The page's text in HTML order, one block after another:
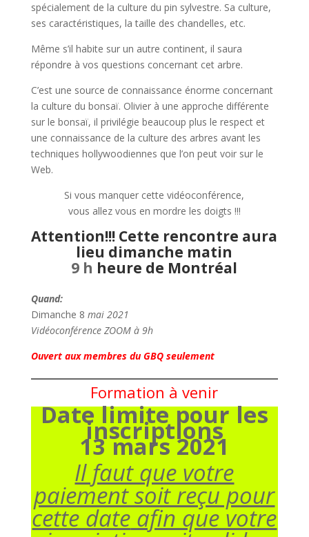
spécialement de la culture du pin sylvestre. Sa culture,
ses caractéristiques, la taille des chandelles, etc.
Même s’il habite sur un autre continent, il saura
répondre à vos questions concernant cet arbre.
C’est une source de connaissance énorme concernant
la culture du bonsaï. Olivier à une approche différente
sur le bonsaï, il privilégie beaucoup plus le respect et
une connaissance de la culture des arbres avant les
techniques hollywoodiennes que l’on peut voir sur le
Web.
Si vous manquer cette vidéoconférence,
vous allez vous en mordre les doigts !!!
Attention!!! Cette rencontre aura
lieu dimanche matin
9 h heure de Montréal
Quand:
Dimanche 8 mai 2021
Vidéoconférence ZOOM à 9h
Ouvert aux membres du GBQ seulement
Formation à venir
Date limite pour les
inscriptions
13 mars 2021
Il faut que votre
paiement soit reçu pour
cette dateafin que votre